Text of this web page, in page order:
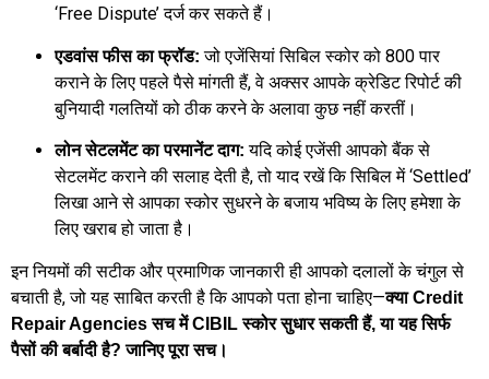
‘Free Dispute’ दर्ज कर सकते हैं।
एडवांस फीस का फ्रॉड: जो एजेंसियां सिबिल स्कोर को 800 पार
कराने के लिए पहले पैसे मांगती हैं, वे अक्सर आपके क्रेडिट रिपोर्ट की
बुनियादी गलतियों को ठीक करने के अलावा कुछ नहीं करतीं।
लोन सेटलमेंट का परमानेंट दाग: यदि कोई एजेंसी आपको बैंक से
सेटलमेंट कराने की सलाह देती है, तो याद रखें कि सिबिल में ‘Settled’
लिखा आने से आपका स्कोर सुधरने के बजाय भविष्य के लिए हमेशा के
लिए खराब हो जाता है।
इन नियमों की सटीक और प्रमाणिक जानकारी ही आपको दलालों के चंगुल से
बचाती है, जो यह साबित करती है कि आपको पता होना चाहिए—क्या Credit
Repair Agencies सच में CIBIL स्कोर सुधार सकती हैं, या यह सिर्फ
पैसों की बर्बादी है? जानिए पूरा सच।